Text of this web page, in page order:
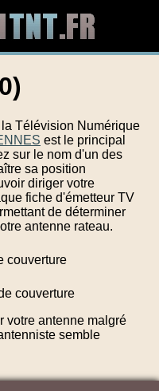
Télévision Numérique
est le principal
sur le nom d'un des
sa position
diriger votre
fiche d'émetteur TV
de déterminer
antenne rateau.
couverture
couverture
votre antenne malgré
semble